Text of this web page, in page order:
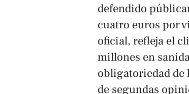
defendido
cuatro euros por
oficial, refleja el
millones en
obligatoriedad
de segundas